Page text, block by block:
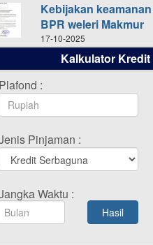
Kebijakan
BPR weleri Makmur
17-10-2025
Daftar Pemenang
TAMASHA Bulan
16-10-2025
TAMASHA Bulan
20-09-2025
Daftar Pemenang
TAMASHA Bulan
Kalkulator Kredit
Plafond :
Pinjaman :
Waktu :
Hasil